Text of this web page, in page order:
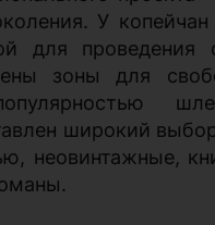
У
для проведения
зоны для
широкий
неовинтажные,